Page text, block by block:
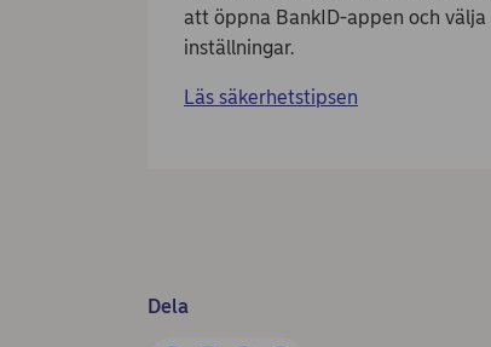
att öppna BankID-appen och välja
inställningar.
Läs säkerhetstipsen
Dela